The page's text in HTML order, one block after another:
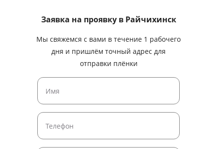
Заявка на проявкув Райчихинск
Мы свяжемся с вами в течение 1 рабочего
дня и пришлём точный адрес для
отправки плёнки